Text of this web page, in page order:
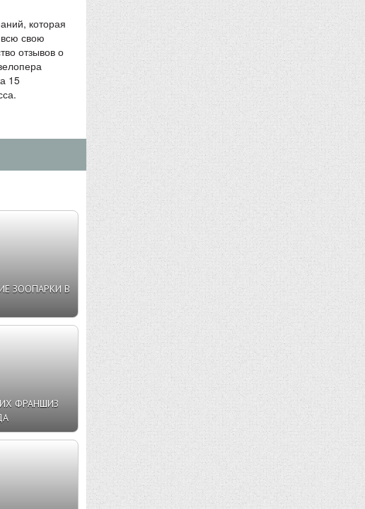
которая
свою
отзывов о
15
ЗООПАРКИ В
ФРАНШИЗ